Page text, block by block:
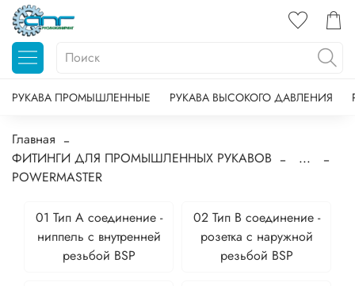
РУКАВА ПРОМЫШЛЕННЫЕ РУКАВА ВЫСОКОГО ДАВЛЕНИЯ
Главная
ФИТИНГИ ДЛЯ ПРОМЫШЛЕННЫХ РУКАВОВ
...
POWERMASTER
01 Тип А соединение -
ниппель с внутренней
резьбой BSP
02 Тип B соединение -
розетка с наружной
резьбой BSP